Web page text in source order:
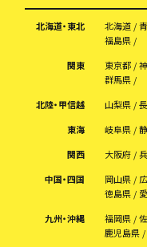
北海道・東北 北海道
福島県
関東
東京都
群馬県
北陸・甲信越
山梨県
東海
岐阜県
関西
大阪府
中国・四国
岡山県
徳島県
九州・沖縄
福岡県
鹿児島県